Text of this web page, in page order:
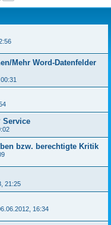
Mehr Word-Datenfelder
Service
bzw. berechtigte Kritik
21:25
16:34